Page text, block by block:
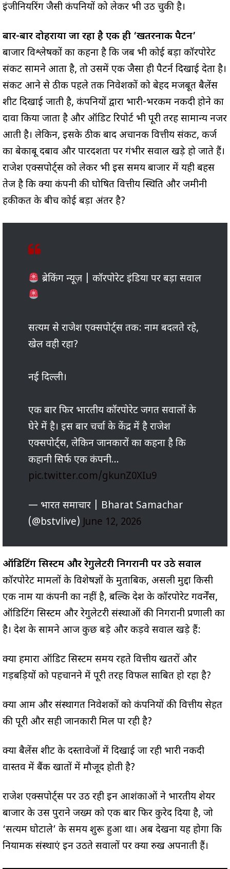
इंजीनियरिंग जैसी कंपनियों को लेकर भी उठ चुकी है।
बार-बार दोहराया जा रहा है एक ही ‘खतरनाक पैटर्न’
बाजार विश्लेषकों का कहना है कि जब भी कोई बड़ा कॉरपोरेट
संकट सामने आता है, तो उसमें एक जैसा ही पैटर्न दिखाई देता है।
संकट आने से ठीक पहले तक निवेशकों को बेहद मजबूत बैलेंस
शीट दिखाई जाती है, कंपनियों द्वारा भारी-भरकम नकदी होने का
दावा किया जाता है और ऑडिट रिपोर्ट भी पूरी तरह सामान्य नजर
आती है। लेकिन, इसके ठीक बाद अचानक वित्तीय संकट, कर्ज
का बेकाबू दबाव और पारदर्शिता पर गंभीर सवाल खड़े हो जाते हैं।
राजेश एक्सपोर्ट्स को लेकर भी इस समय बाजार में यही बहस
तेज है कि क्या कंपनी की घोषित वित्तीय स्थिति और जमीनी
हकीकत के बीच कोई बड़ा अंतर है?
ब्रेकिंग न्यूज़ | कॉरपोरेट इंडिया पर बड़ा सवाल
सत्यम से राजेश एक्सपोर्ट्स तक: नाम बदलते रहे,
खेल वही रहा?
नई दिल्ली।
एक बार फिर भारतीय कॉरपोरेट जगत सवालों के
घेरे में है। इस बार चर्चा के केंद्र में है राजेश
एक्सपोर्ट्स, लेकिन जानकारों का कहना है कि
कहानी सिर्फ एक कंपनी…
pic.twitter.com/gkunZ0XIu9
— भारत समाचार | Bharat Samachar
(@bstvlive) June 12, 2026
ऑडिटिंग सिस्टम और रेगुलेटरी निगरानी पर उठे सवाल
कॉरपोरेट मामलों के विशेषज्ञों के मुताबिक, असली मुद्दा किसी
एक नाम या कंपनी का नहीं है, बल्कि देश के कॉरपोरेट गवर्नेंस,
ऑडिटिंग सिस्टम और रेगुलेटरी संस्थाओं की निगरानी प्रणाली का
है। देश के सामने आज कुछ बड़े और कड़वे सवाल खड़े हैं:
क्या हमारा ऑडिट सिस्टम समय रहते वित्तीय खतरों और
गड़बड़ियों को पहचानने में पूरी तरह विफल साबित हो रहा है?
क्या आम और संस्थागत निवेशकों को कंपनियों की वित्तीय सेहत
की पूरी और सही जानकारी मिल पा रही है?
क्या बैलेंस शीट के दस्तावेजों में दिखाई जा रही भारी नकदी
वास्तव में बैंक खातों में मौजूद होती है?
राजेश एक्सपोर्ट्स पर उठ रही इन आशंकाओं ने भारतीय शेयर
बाजार के उस पुराने जख्म को एक बार फिर कुरेद दिया है, जो
‘सत्यम घोटाले’ के समय शुरू हुआ था। अब देखना यह होगा कि
नियामक संस्थाएं इन उठते सवालों पर क्या रुख अपनाती हैं।